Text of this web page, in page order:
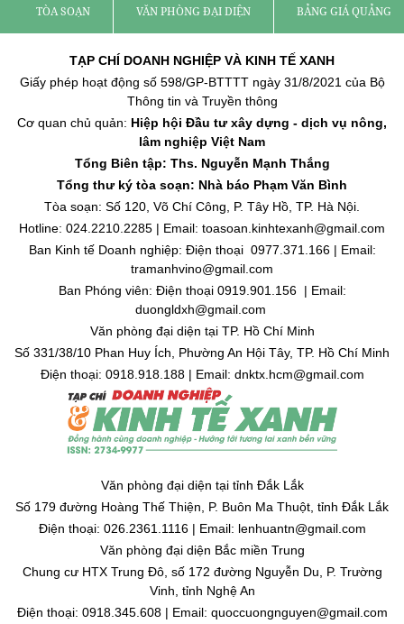
TÒA SOẠN VĂN PHÒNG ĐẠI DIỆN BẢNG GIÁ QUẢNG
TẠP CHÍ DOANH NGHIỆP VÀ KINH TẾ XANH
Giấy phép hoạt động số 598/GP-BTTTT ngày 31/8/2021 của Bộ
Thông tin và Truyền thông
Cơ quan chủ quản: Hiệp hội Đầu tư xây dựng - dịch vụ nông,
lâm nghiệp Việt Nam
Tổng Biên tập: Ths. Nguyễn Mạnh Thắng
Tổng thư ký tòa soạn: Nhà báo Phạm Văn Bình
Tòa soạn: Số 120, Võ Chí Công, P. Tây Hồ, TP. Hà Nội.
Hotline: 024.2210.2285 | Email: toasoan.kinhtexanh@gmail.com
Ban Kinh tế Doanh nghiệp: Điện thoại 0977.371.166 | Email:
tramanhvino@gmail.com
Ban Phóng viên: Điện thoại 0919.901.156 | Email:
duongldxh@gmail.com
Văn phòng đại diện tại TP. Hồ Chí Minh
Số 331/38/10 Phan Huy Ích, Phường An Hội Tây, TP. Hồ Chí Minh
Điện thoại: 0918.918.188 | Email: dnktx.hcm@gmail.com
Văn phòng đại diện tại tỉnh Đắk Lắk
Số 179 đường Hoàng Thế Thiện, P. Buôn Ma Thuột, tỉnh Đắk Lắk
Điện thoại: 026.2361.1116 | Email: lenhuantn@gmail.com
Văn phòng đại diện Bắc miền Trung
Chung cư HTX Trung Đô, số 172 đường Nguyễn Du, P. Trường
Vinh, tỉnh Nghệ An
Điện thoại: 0918.345.608 | Email: quoccuongnguyen@gmail.com